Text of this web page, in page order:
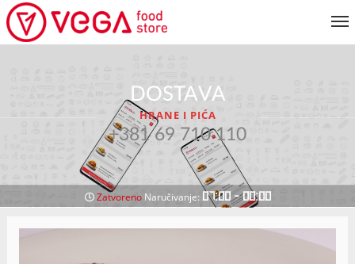
KORISNIČKI SERVISDOSTAVA
HRANE I PIĆA
+381 69 710 110
Zatvoreno Naručivanje: 07:00 - 00:00
VRATI SE NA JELOVNIK